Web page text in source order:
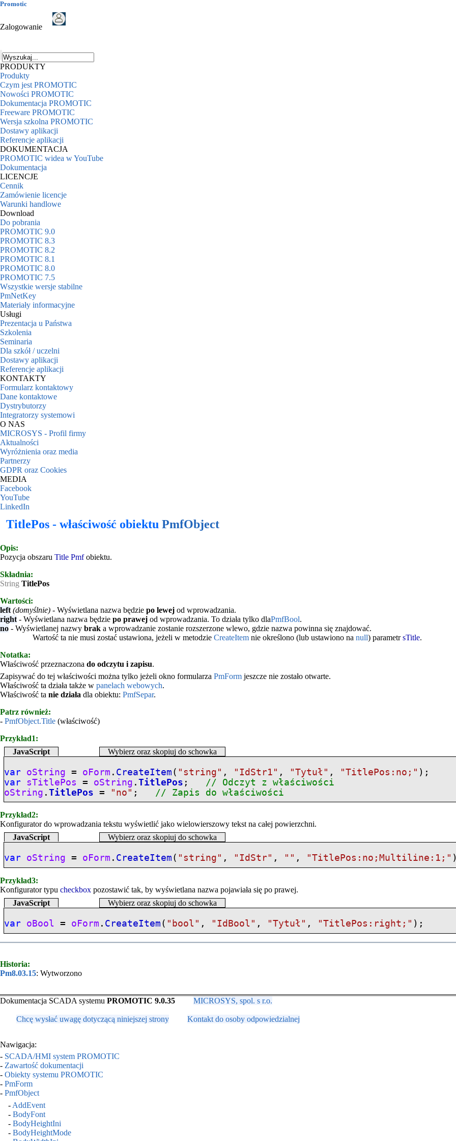
Promotic
Zalogowanie
PRODUKTY
Produkty
Czym jest PROMOTIC
Nowości PROMOTIC
Dokumentacja PROMOTIC
Freeware PROMOTIC
Wersja szkolna PROMOTIC
Dostawy aplikacji
Referencje aplikacji
DOKUMENTACJA
PROMOTIC widea w YouTube
Dokumentacja
LICENCJE
Cennik
Zamówienie licencje
Warunki handlowe
Download
Do pobrania
PROMOTIC 9.0
PROMOTIC 8.3
PROMOTIC 8.2
PROMOTIC 8.1
PROMOTIC 8.0
PROMOTIC 7.5
Wszystkie wersje stabilne
PmNetKey
Materiały informacyjne
Usługi
Prezentacja u Państwa
Szkolenia
Seminaria
Dla szkół / uczelni
Dostawy aplikacji
Referencje aplikacji
KONTAKTY
Formularz kontaktowy
Dane kontaktowe
Dystrybutorzy
Integratorzy systemowi
O NAS
MICROSYS - Profil firmy
Aktualności
Wyróżnienia oraz media
Partnerzy
GDPR oraz Cookies
MEDIA
Facebook
YouTube
LinkedIn
TitlePos - właściwość obiektu PmfObject
Opis:
Pozycja obszaru Title Pmfobiektu.
Składnia:
String TitlePos
Wartości:
left (domyślnie) - Wyświetlana nazwa będzie po lewej od wprowadzania.
right - Wyświetlana nazwa będzie po prawej od wprowadzania. To działa tylko dlaPmfBool.
no - Wyświetlanej nazwy brak a wprowadzanie zostanie rozszerzone wlewo, gdzie nazwa powinna się znajdować.
Wartość ta nie musi zostać ustawiona, jeżeli w metodzie CreateItem nie określono (lub ustawiono na null) parametrsTitle.
Notatka:
Właściwość przeznaczona do odczytu i zapisu.
Zapisywać do tej właściwości można tylko jeżeli okno formularza PmForm jeszcze nie zostało otwarte.
Właściwość ta działa także w panelach webowych.
Właściwość ta nie działa dla obiektu: PmfSepar.
Patrz również:
- PmfObject.Title (właściwość)
Przykład1:
JavaScript
Wybierz oraz skopiuj do schowka
var oString = oForm . CreateItem ( " string " , "IdStr1" , "Tytuł" , "TitlePos:no;" );
var sTitlePos = oString .TitlePos ; // Odczyt z właściwości
oString .TitlePos = "no" ; // Zapis do właściwości
Przykład2:
Konfigurator do wprowadzania tekstu wyświetlić jako wielowierszowy tekst na całej powierzchni.
JavaScript
Wybierz oraz skopiuj do schowka
var oString = oForm . CreateItem ( " string " , "IdStr" , "" , "TitlePos:no; Multiline :1;"
Przykład3:
Konfigurator typu checkbox pozostawić tak, by wyświetlana nazwa pojawiała się po prawej.
JavaScript
Wybierz oraz skopiuj do schowka
var oBool = oForm . CreateItem ( " bool " , "IdBool" , "Tytuł" , "TitlePos:right;" );
Historia:
Pm8.03.15: Wytworzono
Dokumentacja SCADA systemu PROMOTIC 9.0.35 MICROSYS, spol. s r.o.
Chcę wysłać uwagę dotyczącą niniejszej strony Kontakt do osoby odpowiedzialnej
Nawigacja:
- SCADA/HMI system PROMOTIC
- Zawartość dokumentacji
- Obiekty systemu PROMOTIC
- PmForm
- PmfObject
- AddEvent
- BodyFont
- BodyHeightIni
- BodyHeightMode